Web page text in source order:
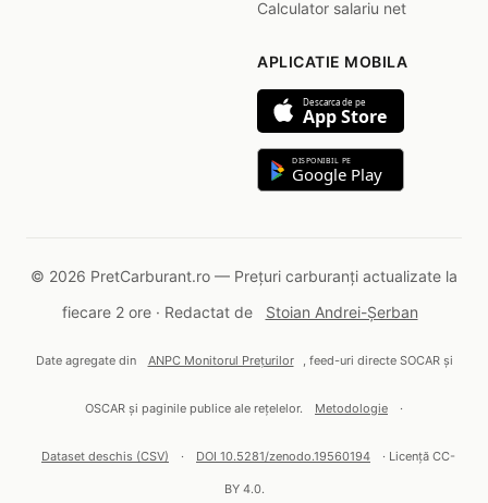
Calculator salariu net
APLICATIE MOBILA
Descarca de pe
App Store
DISPONIBIL PE
Google Play
© 2026 PretCarburant.ro — Prețuri carburanți actualizate la
fiecare 2 ore · Redactat de
Stoian Andrei-Șerban
Date agregate din ANPC Monitorul Prețurilor , feed-uri directe SOCAR și
OSCAR și paginile publice ale rețelelor. Metodologie ·
Dataset deschis (CSV) · DOI 10.5281/zenodo.19560194 · Licență CC-
BY 4.0.